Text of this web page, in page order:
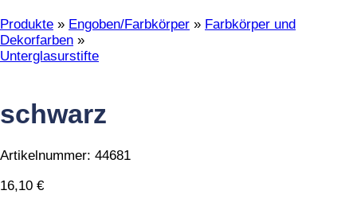
Produkte » Engoben/Farbkörper » Farbkörper und
Dekorfarben »
Unterglasurstifte
schwarz
Artikelnummer: 44681
16,10 €